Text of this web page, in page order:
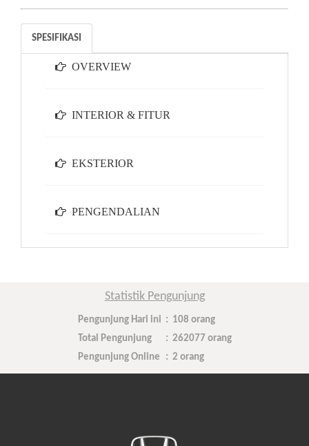
SPESIFIKASI
OVERVIEW
INTERIOR & FITUR
EKSTERIOR
PENGENDALIAN
Statistik Pengunjung
Pengunjung Hari ini : 108 orang
Total Pengunjung
: 262077 orang
Pengunjung Online
: 2 orang